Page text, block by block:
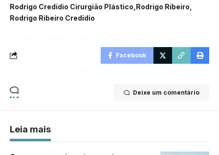
Rodrigo Credidio Cirurgião Plástico Rodrigo Ribeiro
Rodrigo Ribeiro Credidio
Facebook
Deixe um comentário
Leia mais